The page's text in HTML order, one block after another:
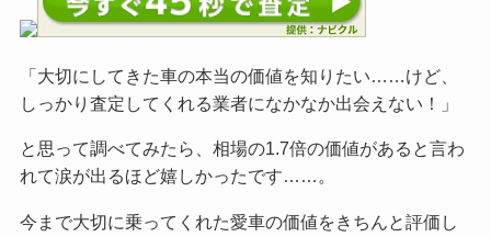
「大切にしてきた車の本当の価値を知りたい……けど、
しっかり査定してくれる業者になかなか出会えない！」
と思って調べてみたら、相場の1.7倍の価値があると言わ
れて涙が出るほど嬉しかったです……。
今まで大切に乗ってくれた愛車の価値をきちんと評価し